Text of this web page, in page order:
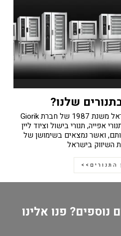
שלנו?
אנחנו נציגים בלעדיים בישראל משנת 1987 של חברת Giorik
אפייה, תנורי בישול וציוד ליין
ואשר נמצאים בשימושן של
השיווק בישראל
התנורים>>
נוספים? פנו אלינו